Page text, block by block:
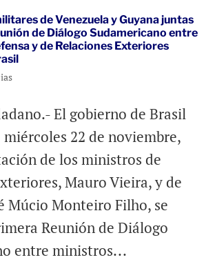
de Venezuela y Guyana juntas
de Diálogo Sudamericano entre
y de Relaciones Exteriores
El gobierno de Brasil
22 de noviembre,
de los ministros de
Mauro Vieira, y de
Múcio Monteiro Filho, se
Reunión de Diálogo
entre ministros...